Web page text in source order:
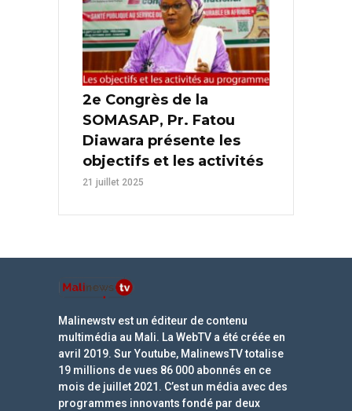
2e Congrès de la
SOMASAP, Pr. Fatou
Diawara présente les
objectifs et les activités
21 juillet 2025
Malinewstv est un éditeur de contenu
multimédia au Mali. La WebTV a été créée en
avril 2019. Sur Youtube, MalinewsTV totalise
19 millions de vues 86 000 abonnés en ce
mois de juillet 2021. C’est un média avec des
programmes innovants fondé par deux